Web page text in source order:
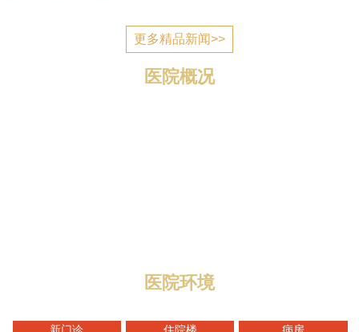
更多精品新闻>>
医院概况
医院环境